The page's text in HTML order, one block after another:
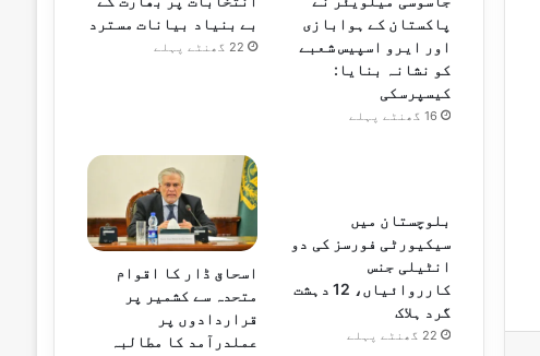
پاکستان کے ہوابازی
اور ایرو اسپیس شعبے
کو نشانہ بنایا:
کیسپرسکی
16 گھنٹے پہلے
بے بنیاد بیانات مسترد
22 گھنٹے پہلے
بلوچستان میں
سیکیورٹی فورسز کی دو
انٹیلی جنس
کارروائیاں، 12 دہشت
گرد ہلاک
22 گھنٹے پہلے
اسحاق ڈار کا اقوام
متحدہ سے کشمیر پر
قراردادوں پر
عملدرآمد کا مطالبہ